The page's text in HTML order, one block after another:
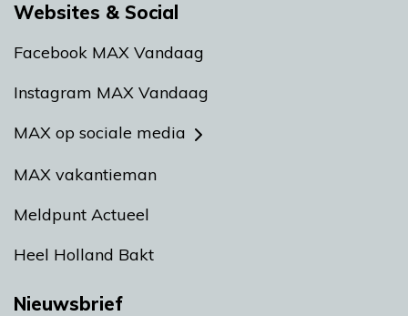
Websites & Social
Facebook MAX Vandaag
Instagram MAX Vandaag
MAX op sociale media
MAX vakantieman
Meldpunt Actueel
Heel Holland Bakt
Nieuwsbrief